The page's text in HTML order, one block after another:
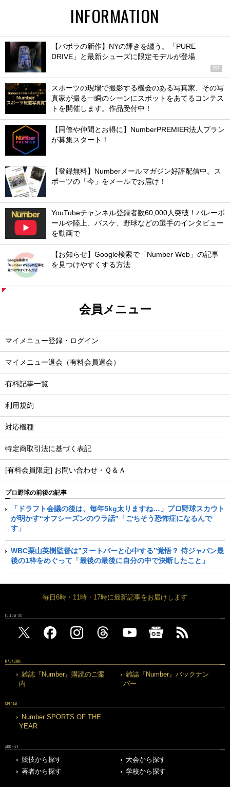
INFORMATION
【バボラの新作】NYの輝きを纏う。「PURE
DRIVE」と最新シューズに限定モデルが登場
PR
スポーツの現場で撮影する機会のある写真家、その写
真家が撮る一瞬のシーンにスポットをあてるコンテス
トを開催します。作品受付中！
【同僚や仲間とお得に】NumberPREMIER法人プラン
が募集スタート！
【登録無料】Numberメールマガジン好評配信中。ス
ポーツの「今」をメールでお届け！
YouTubeチャンネル登録者数60,000人突破！バレーボ
ールや陸上、バスケ、野球などの選手のインタビュー
を動画で
【お知らせ】Google検索で「Number Web」の記事
を見つけやすくする方法
会員メニュー
マイメニュー登録・ログイン
マイメニュー退会（有料会員退会）
有料記事一覧
利用規約
対応機種
特定商取引法に基づく表記
[有料会員限定] お問い合わせ・Ｑ＆Ａ
プロ野球の前後の記事
「ドラフト会議の後は、毎年5kg太りますね…」プロ野球スカウト
が明かす“オフシーズンのウラ話”「ごちそう恐怖症になるんで
す」
WBC栗山英樹監督は”ヌートバーと心中する”覚悟？ 侍ジャパン最
後の1枠をめぐって「最後の最後に自分の中で決断したこと」
毎日6時・11時・17時に最新記事をお届けします
FOLLOW US
MAGAZINE
雑誌『Number』購読のご案
内
雑誌『Number』バックナン
バー
SPECIAL
Number SPORTS OF THE
YEAR
ARCHIVE
競技から探す
大会から探す
著者から探す
学校から探す